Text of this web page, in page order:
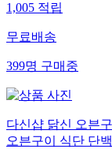
1,005적립
무료배송
399명구매중
다신샵 닭신 오븐
오븐구이 식단 단